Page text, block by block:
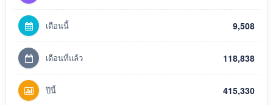
เดือนนี้ 9,508
เดือนที่แล้ว 118,838
ปีนี้ 415,330